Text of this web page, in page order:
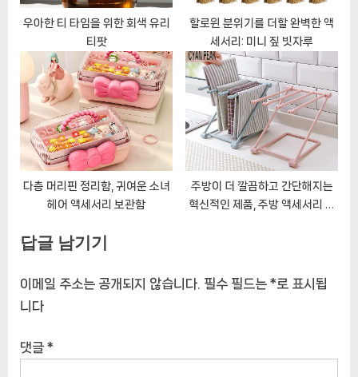
우아한 티 타임을 위한 회색 유리
티팟
할로윈 분위기를 더할 완벽한 액
세서리: 미니 짚 빗자루
다층 머리핀 정리함, 귀여운 소녀
헤어 액세서리 보관함
주방이 더 깔끔하고 간단해지는
혁신적인 제품, 주방 액세서리 정
답글 남기기
이메일 주소는 공개되지 않습니다. 필수 필드는 *로 표시됩
니다
댓글 *